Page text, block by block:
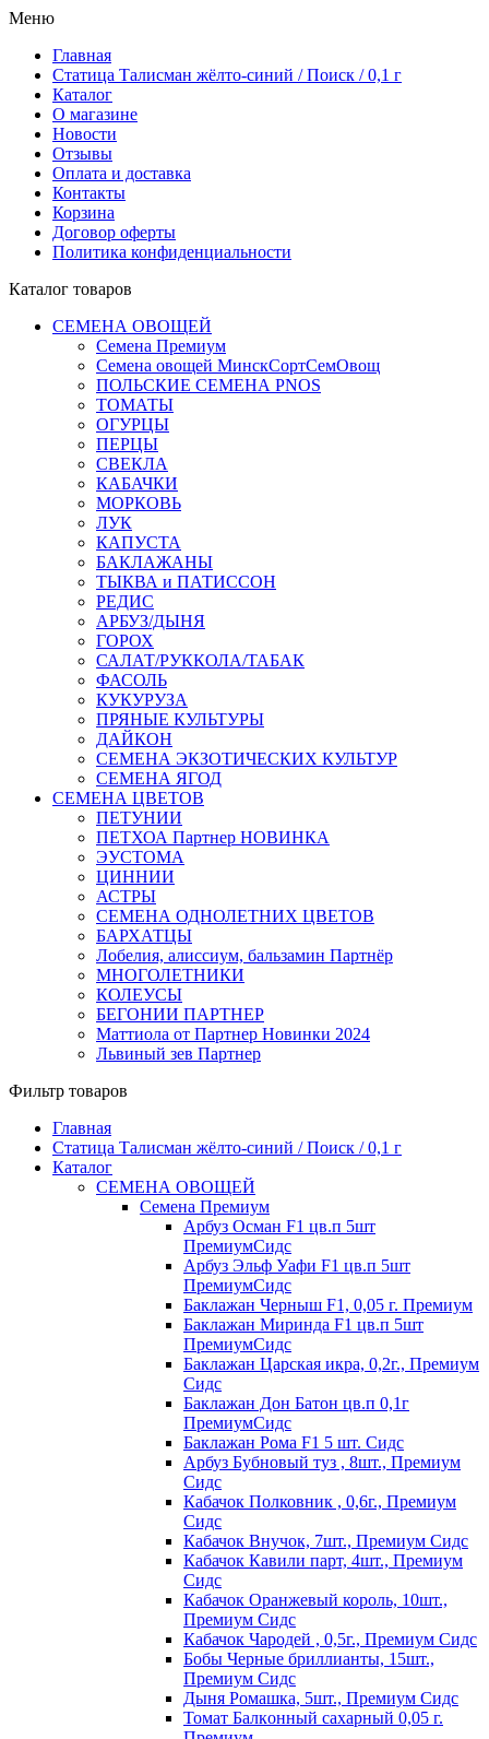
Меню
Главная
Статица Талисман жёлто-синий / Поиск / 0,1 г
Каталог
О магазине
Новости
Отзывы
Оплата и доставка
Контакты
Корзина
Договор оферты
Политика конфиденциальности
Каталог товаров
СЕМЕНА ОВОЩЕЙ
Семена Премиум
Семена овощей МинскСортСемОвощ
ПОЛЬСКИЕ СЕМЕНА PNOS
ТОМАТЫ
ОГУРЦЫ
ПЕРЦЫ
СВЕКЛА
КАБАЧКИ
МОРКОВЬ
ЛУК
КАПУСТА
БАКЛАЖАНЫ
ТЫКВА и ПАТИССОН
РЕДИС
АРБУЗ/ДЫНЯ
ГОРОХ
САЛАТ/РУККОЛА/ТАБАК
ФАСОЛЬ
КУКУРУЗА
ПРЯНЫЕ КУЛЬТУРЫ
ДАЙКОН
СЕМЕНА ЭКЗОТИЧЕСКИХ КУЛЬТУР
СЕМЕНА ЯГОД
СЕМЕНА ЦВЕТОВ
ПЕТУНИИ
ПЕТХОА Партнер НОВИНКА
ЭУСТОМА
ЦИННИИ
АСТРЫ
СЕМЕНА ОДНОЛЕТНИХ ЦВЕТОВ
БАРХАТЦЫ
Лобелия, алиссиум, бальзамин Партнёр
МНОГОЛЕТНИКИ
КОЛЕУСЫ
БЕГОНИИ ПАРТНЕР
Маттиола от Партнер Новинки 2024
Львиный зев Партнер
Фильтр товаров
Главная
Статица Талисман жёлто-синий / Поиск / 0,1 г
Каталог
СЕМЕНА ОВОЩЕЙ
Семена Премиум
Арбуз Осман F1 цв.п 5шт
ПремиумСидс
Арбуз Эльф Уафи F1 цв.п 5шт
ПремиумСидс
Баклажан Черныш F1, 0,05 г. Премиум
Баклажан Миринда F1 цв.п 5шт
ПремиумСидс
Баклажан Царская икра, 0,2г., Премиум
Сидс
Баклажан Дон Батон цв.п 0,1г
ПремиумСидс
Баклажан Рома F1 5 шт. Сидс
Арбуз Бубновый туз , 8шт., Премиум
Сидс
Кабачок Полковник , 0,6г., Премиум
Сидс
Кабачок Внучок, 7шт., Премиум Сидс
Кабачок Кавили парт, 4шт., Премиум
Сидс
Кабачок Оранжевый король, 10шт.,
Премиум Сидс
Кабачок Чародей , 0,5г., Премиум Сидс
Бобы Черные бриллианты, 15шт.,
Премиум Сидс
Дыня Ромашка, 5шт., Премиум Сидс
Томат Бaлкoнный caxapный 0,05 г.